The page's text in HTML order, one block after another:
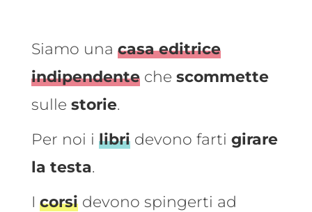
Siamo una casa editrice
indipendenteche scommette
sulle storie.
Per noi i libridevono farti girare
la testa.
I corsidevono spingerti ad